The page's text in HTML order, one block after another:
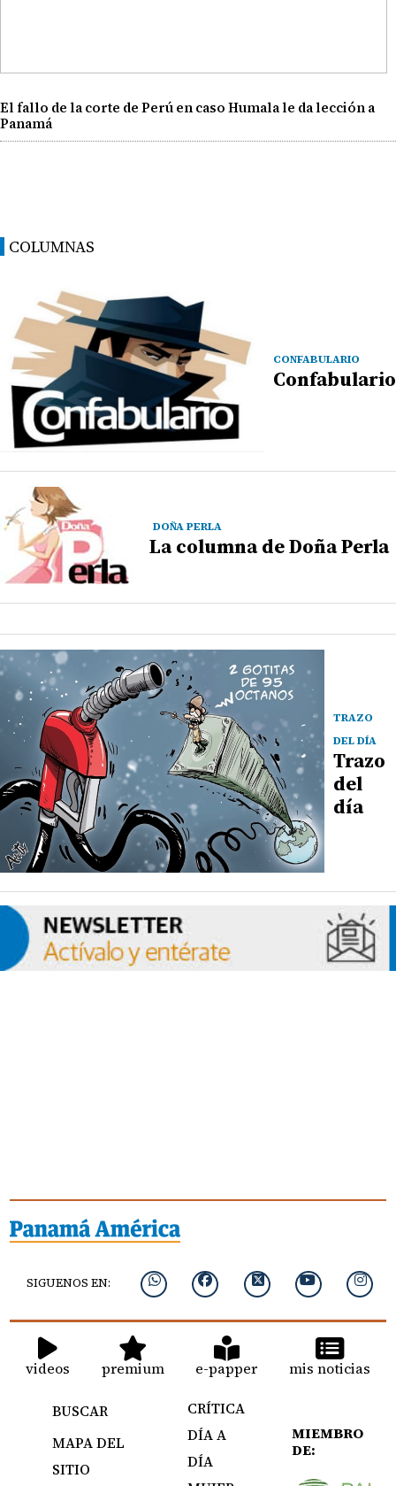
El fallo de la corte de Perú en caso Humala le da lección a
Panamá
COLUMNAS
CONFABULARIO
Confabulario
DOÑA PERLA
La columna de Doña Perla
TRAZO
DEL DÍA
Trazo
del
día
SIGUENOS EN:
videos premium e-papper mis noticias
BUSCAR
MAPA DEL
SITIO
CRÍTICA
DÍA A
DÍA
MIEMBRO
DE: